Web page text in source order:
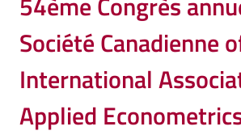
Société Canadienne
International
Applied